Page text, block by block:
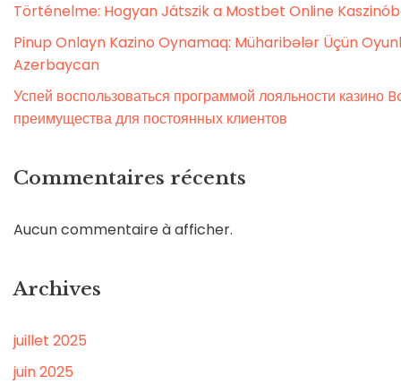
Történelme: Hogyan Játszik a Mostbet Online
Pinup Onlayn Kazino Oynamaq: Müharibələr Üçün
Azerbaycan
Успей воспользоваться программой лояльности казино
преимущества для постоянных клиентов
Commentaires récents
Aucun commentaire à afficher.
Archives
juillet 2025
juin 2025